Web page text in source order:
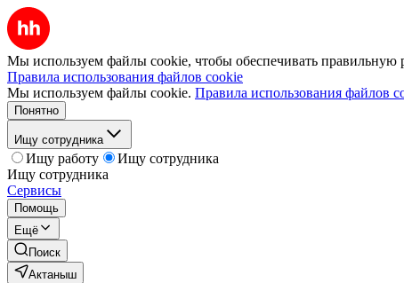
Мы используем файлы cookie, чтобы обеспечивать правильную
Правила использования файлов cookie
Мы используем файлы cookie. Правила использования файлов
Понятно
Ищу сотрудника
Ищу работу
Ищу сотрудника
Ищу сотрудника
Сервисы
Помощь
Ещё
Поиск
Актаныш